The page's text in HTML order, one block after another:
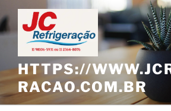
Pular
para
o
conteúdo
HTTPS://
RACAO.COM.BR